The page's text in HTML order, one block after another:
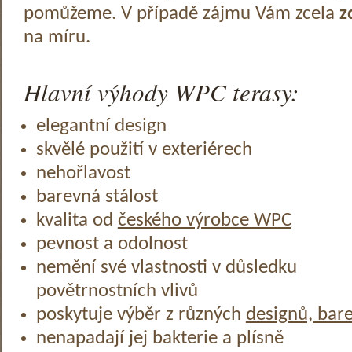
pomůžeme. V případě zájmu Vám zcela
na míru.
Hlavní výhody WPC terasy:
elegantní design
skvělé použití v exteriérech
nehořlavost
barevná stálost
kvalita od českého výrobce WPC
pevnost a odolnost
nemění své vlastnosti v důsledku
povětrnostních vlivů
poskytuje výběr z různých designů,
nenapadají jej bakterie a plísně